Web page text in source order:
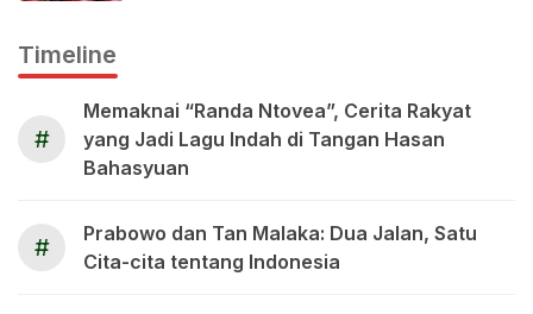
Timeline
#
Memaknai “Randa Ntovea”, Cerita Rakyat
yang Jadi Lagu Indah di Tangan Hasan
Bahasyuan
#
Prabowo dan Tan Malaka: Dua Jalan, Satu
Cita-cita tentang Indonesia